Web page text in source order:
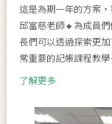
這是為期一年的方案
邱富慈老師🔸為成員
長們可以透過探索更
常重要的記帳課程教
了解更多